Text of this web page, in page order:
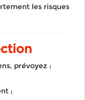
les risques
prévoyez :
;